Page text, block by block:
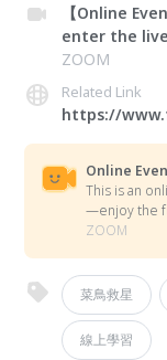
【Online
enter the
ZOOM
Related Link
https://
Online
This is an
—enjoy the
ZOOM
菜鳥救星
線上學習